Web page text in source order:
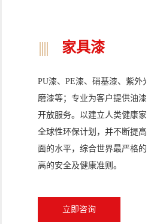
家具漆
PU漆、PE漆、硝基漆、紫外光固
磨漆等；专业为客户提供油漆喷
开放服务。 以建立人类健康家居
全球性环保计划，并不断提高产
面的水平，综合世界最严格的质
高的安全及健康准则。
立即咨询